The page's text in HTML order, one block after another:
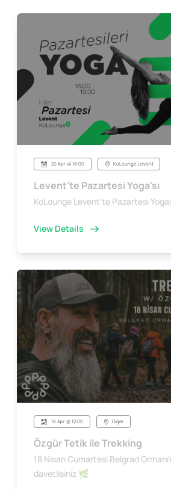
20 Apr @ 18:00 KoLounge Levent
Levent'te Pazartesi Yoga'sı
KoLounge Levent'te Pazartesi
View Details
18 Apr @ 12:00 Diğer
Özgür Tetik ile Trekking
18 Nisan Cumartesi Belgrad
davetlisiniz 🌿